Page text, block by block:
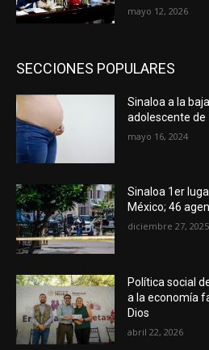
mayo 12, 2026
SECCIONES POPULARES
Sinaloa a la
adolescente de
mayo 16, 2024
Sinaloa 1er
México; 46
diciembre 27, 2025
Política social
a la economía
Dios
abril 22, 2026